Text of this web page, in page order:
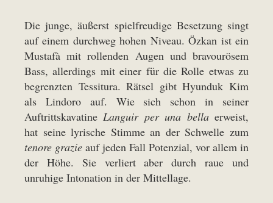
Die junge, äußerst spielfreudige Besetzung singt
auf einem durchweg hohen Niveau. Özkan ist ein
Mustafà mit rollenden Augen und bravourösem
Bass, allerdings mit einer für die Rolle etwas zu
begrenzten Tessitura. Rätsel gibt Hyunduk Kim
als Lindoro auf. Wie sich schon in seiner
AuftrittskavatineLanguir per una bellaerweist,
hat seine lyrische Stimme an der Schwelle zum
tenore grazie auf jeden Fall Potenzial, vor allem in
der Höhe. Sie verliert aber durch raue und
unruhige Intonation in der Mittellage.